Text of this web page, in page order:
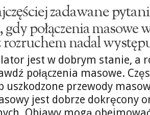
zadawane
połączenia masowe
nadal
jest w dobrym stanie, a
połączenia masowe.
uszkodzone przewody
jest dobrze dokręcony